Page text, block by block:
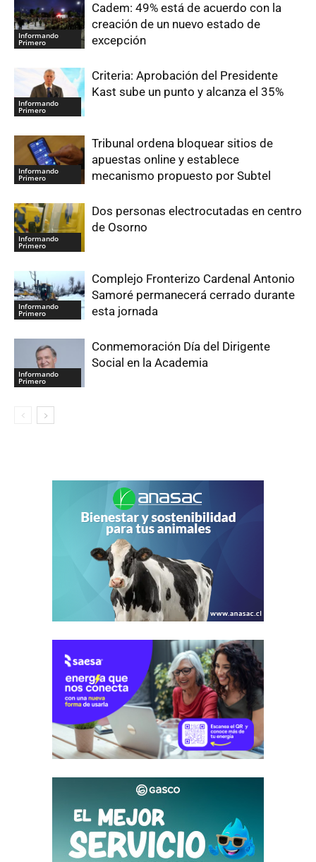
Informando
Primero
Cadem: 49% está de acuerdo con la
creación de un nuevo estado de
excepción
Informando
Primero
Criteria: Aprobación del Presidente
Kast sube un punto y alcanza el 35%
Informando
Primero
Tribunal ordena bloquear sitios de
apuestas online y establece
mecanismo propuesto por Subtel
Informando
Primero
Dos personas electrocutadas en centro
de Osorno
Informando
Primero
Complejo Fronterizo Cardenal Antonio
Samoré permanecerá cerrado durante
esta jornada
Informando
Primero
Conmemoración Día del Dirigente
Social en la Academia